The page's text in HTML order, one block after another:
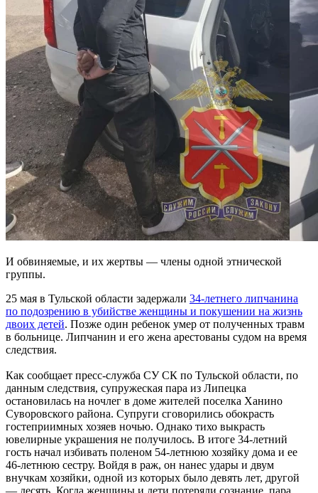
И обвиняемые, и их жертвы — члены одной этнической
группы.
25 мая в Тульской области задержали 34-летнего липчанина
по подозрению в убийстве женщины и покушении на жизнь
двоих детей. Позже один ребенок умер от полученных травм
в больнице. Липчанин и его жена арестованы судом на время
следствия.
Как сообщает пресс-служба СУ СК по Тульской области, по
данным следствия, супружеская пара из Липецка
остановилась на ночлег в доме жителей поселка Ханино
Суворовского района. Супруги сговорились обокрасть
гостеприимных хозяев ночью. Однако тихо выкрасть
ювелирные украшения не получилось. В итоге 34-летний
гость начал избивать поленом 54-летнюю хозяйку дома и ее
46-летнюю сестру. Войдя в раж, он нанес удары и двум
внучкам хозяйки, одной из которых было девять лет, другой
— десять. Когда женщины и дети потеряли сознание, пара